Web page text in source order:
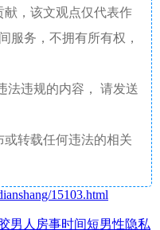
，该文观点仅代表作
服务，不拥有所有权，
法违规的内容， 请发送
转载任何违法的相关
15103.html
男人房事时间短男性隐私